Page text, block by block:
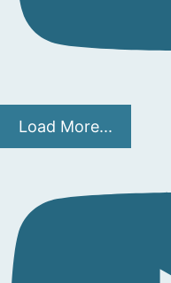
Load More...